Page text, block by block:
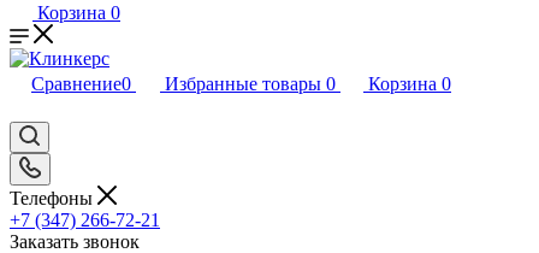
Корзина 0
Сравнение0 Избранные товары 0 Корзина 0
Телефоны
+7 (347) 266-72-21
Заказать звонок